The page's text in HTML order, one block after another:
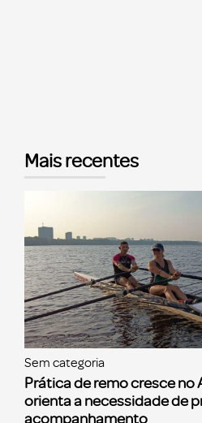
Mais recentes
Sem categoria
Prática de remo cresce no
orienta a necessidade de
acompanhamento